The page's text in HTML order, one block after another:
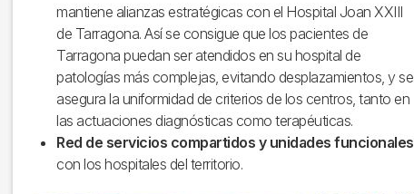
mantiene alianzas estratégicas con el Hospital Joan XXIII
de Tarragona. Así se consigue que los pacientes de
Tarragona puedan ser atendidos en su hospital de
patologías más complejas, evitando desplazamientos, y se
asegura la uniformidad de criterios de los centros, tanto en
las actuaciones diagnósticas como terapéuticas.
Red de servicios compartidos y unidades funcionales
con los hospitales del territorio.